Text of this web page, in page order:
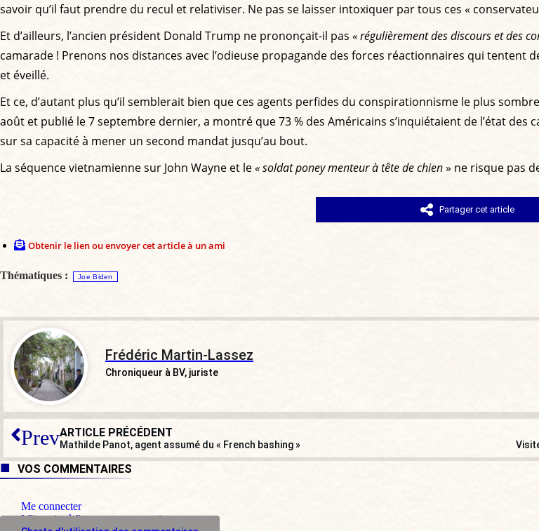
savoir qu’il faut prendre du recul et relativiser. Ne pas se laisser intoxiquer par tous ces «
Et d’ailleurs, l’ancien président Donald Trump ne prononçait-il pas « régulièrement des discours et des
camarade ! Prenons nos distances avec l’odieuse propagande des forces réactionnaires qui
et éveillé.
Et ce, d’autant plus qu’il semblerait bien que ces agents perfides du conspirationnisme le plus
août et publié le 7 septembre dernier, a montré que 73 % des Américains s’inquiétaient de l’état des
sur sa capacité à mener un second mandat jusqu’au bout.
La séquence vietnamienne sur John Wayne et le« soldat poney menteur à tête de chien» ne risque pas
Partager cet article
Obtenir le lien ou envoyer cet article à un ami
Thématiques : Joe Biden
Frédéric Martin-Lassez
Chroniqueur à BV, juriste
PrevARTICLE PRÉCÉDENT
Mathilde Panot, agent assumé du « French bashing »
VOS COMMENTAIRES
Me connecter
M'inscrire à l'espace commentaire